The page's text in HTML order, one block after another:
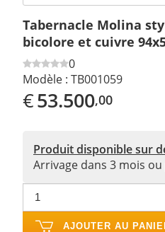
Tabernacle Molina
bicolore et cuivre
0
Modèle : TB001059
€53.500,00
Produit disponible sur
Arrivage dans 3 mois ou
AJOUTER AU